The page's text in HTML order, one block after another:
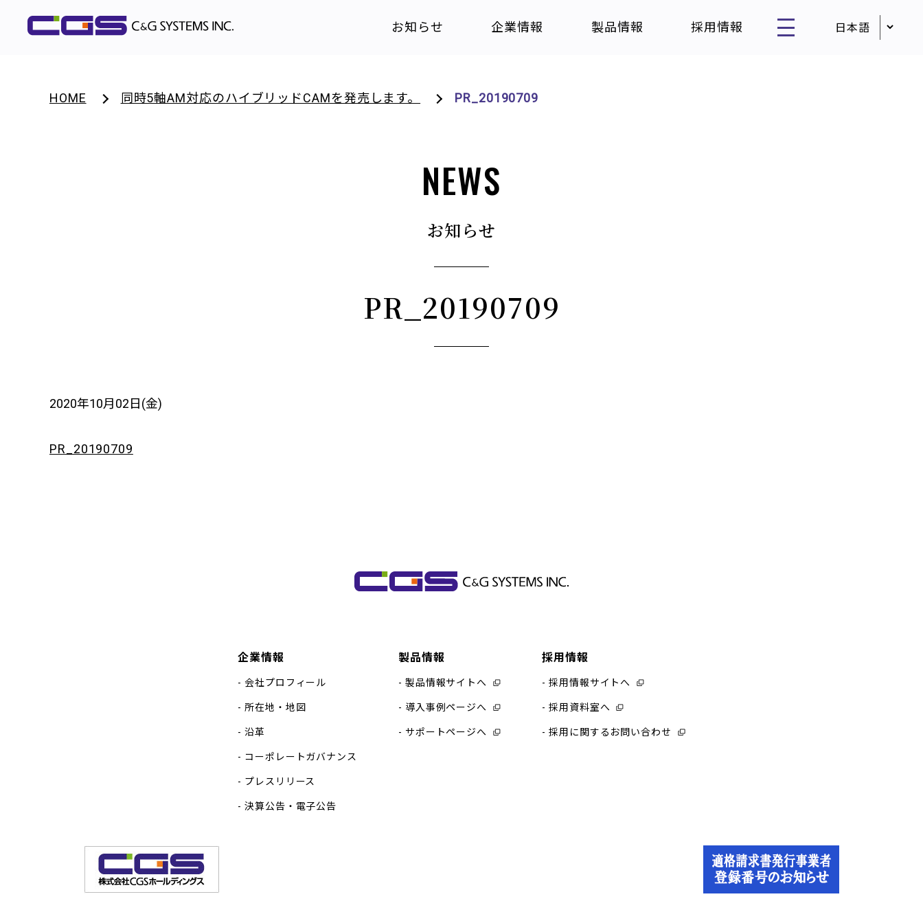
お知らせ 企業情報 製品情報 採用情報
HOME 同時5軸AM対応のハイブリッドCAMを発売します。 PR_20190709
NEWS
お知らせ
PR_20190709
2020年10月02日(金)
PR_20190709
企業情報
会社プロフィール
所在地・地図
沿革
コーポレートガバナンス
プレスリリース
決算公告・電子公告
製品情報
製品情報サイトへ
導入事例ページへ
サポートページへ
採用情報
採用情報サイトへ
採用資料室へ
採用に関するお問い合わせ